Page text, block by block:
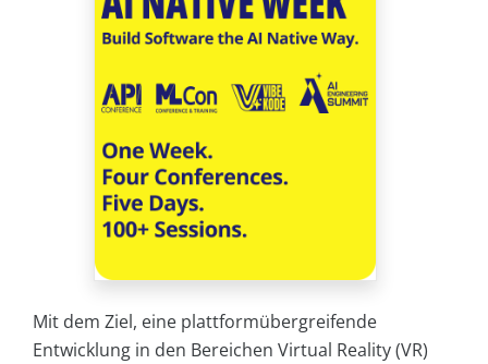
Mit dem Ziel, eine plattformübergreifende
Entwicklung in den Bereichen Virtual Reality (VR)